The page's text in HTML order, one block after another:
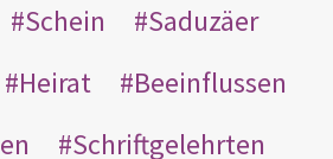
Schein
Saduzäer
Heirat
Beeinflussen
Schriftgelehrten